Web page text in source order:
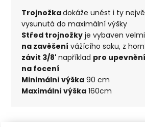
Trojnožkadokáže unést i ty
vysunutá do maximální výšky
Střed trojnožky je vybaven
na zavěšení vážícího saku, z
závit 3/8'například pro
na focení
Minimální výška 90 cm
Maximální výška 160cm